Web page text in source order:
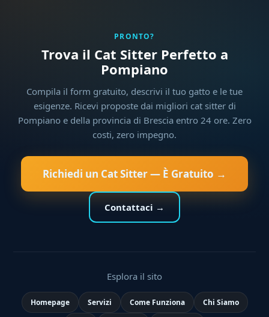
PRONTO?
Trova il Cat Sitter Perfetto a
Pompiano
Compila il form gratuito, descrivi il tuo gatto e le tue
esigenze. Ricevi proposte dai migliori cat sitter di
Pompiano e della provincia di Brescia entro 24 ore. Zero
costi, zero impegno.
Richiedi un Cat Sitter — È Gratuito →
Contattaci →
Esplora il sito
Homepage Servizi Come Funziona Chi Siamo